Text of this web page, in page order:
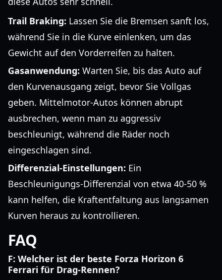
Trail Braking: Lassen Sie die Bremsen sanft los,
während Sie in die Kurve einlenken, um das
Gewicht auf den Vorderreifen zu halten.
Gasanwendung: Warten Sie, bis das Auto auf
den Kurvenausgang zeigt, bevor Sie Vollgas
geben. Mittelmotor-Autos können abrupt
ausbrechen, wenn man zu aggressiv
beschleunigt, während die Räder noch
eingeschlagen sind.
Differenzial-Einstellungen: Ein
Beschleunigungs-Differenzial von etwa 40-50 %
kann helfen, die Kraftentfaltung aus langsamen
Kurven heraus zu kontrollieren.
FAQ
F: Welcher ist der beste Forza Horizon 6
Ferrari für Drag-Rennen?